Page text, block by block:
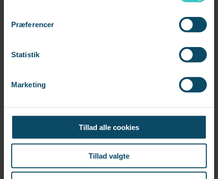
Præferencer
Statistik
Marketing
Tillad alle cookies
Tillad valgte
Ny viden og inspiration til HR